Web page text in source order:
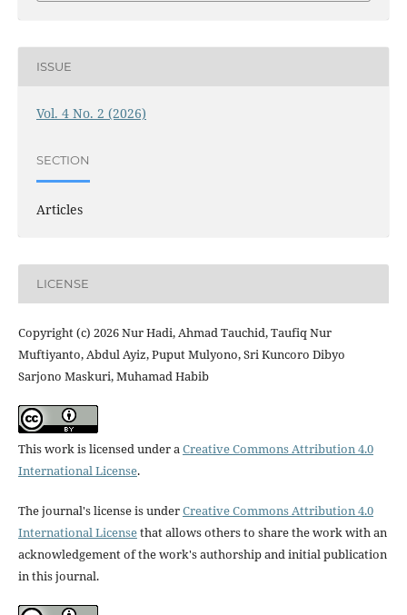
ISSUE
Vol. 4 No. 2 (2026)
SECTION
Articles
LICENSE
Copyright (c) 2026 Nur Hadi, Ahmad Tauchid, Taufiq Nur
Muftiyanto, Abdul Ayiz, Puput Mulyono, Sri Kuncoro Dibyo
Sarjono Maskuri, Muhamad Habib
This work is licensed under aCreative Commons Attribution 4.0
International License.
The journal's license is underCreative Commons Attribution 4.0
International Licensethat allows others to share the work with an
acknowledgement of the work's authorship and initial publication
in this journal.